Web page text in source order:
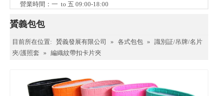
營業時間：一 to 五 09:00-18:00
贇義包包
目前所在位置: 贇義發展有限公司 » 各式包包 » 識別証/吊牌/名片
夾/護照套 » 編織紋帶扣卡片夾